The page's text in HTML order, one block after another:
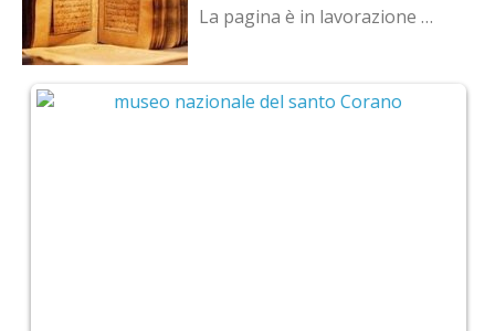
La pagina è in lavorazione …